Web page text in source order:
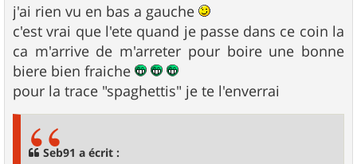
j'ai rien vu en bas a gauche
c'est vrai que l'ete quand je passe dans ce coin la
ca m'arrive de m'arreter pour boire une bonne
biere bien fraiche
pour la trace "spaghettis" je te l'enverrai
Seb91 a écrit :